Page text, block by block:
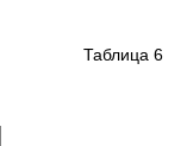
Таблица 6